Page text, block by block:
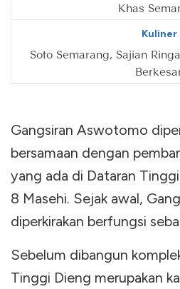
Khas
Kuliner
Soto Semarang, Sajian
Gangsiran Aswotomo
bersamaan dengan
yang ada di Dataran
8 Masehi. Sejak awal,
diperkirakan berfungsi
Sebelum dibangun
Tinggi Dieng merupakan